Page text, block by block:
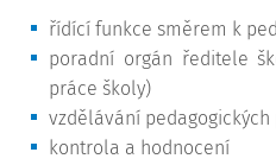
řídící funkce směrem k
poradní orgán ředitele
práce školy)
vzdělávání
kontrola a hodnocení